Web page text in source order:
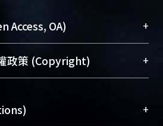
and promote researcher
works, Library integrates the
with “Academic
Access, OA) +
角度提升資訊取用性的社會運
上是透過將研究著作公開供使
加速研究發展、提升研究影響
政策 (Copyright) +
非匯入者所有，或由第三方贊
+